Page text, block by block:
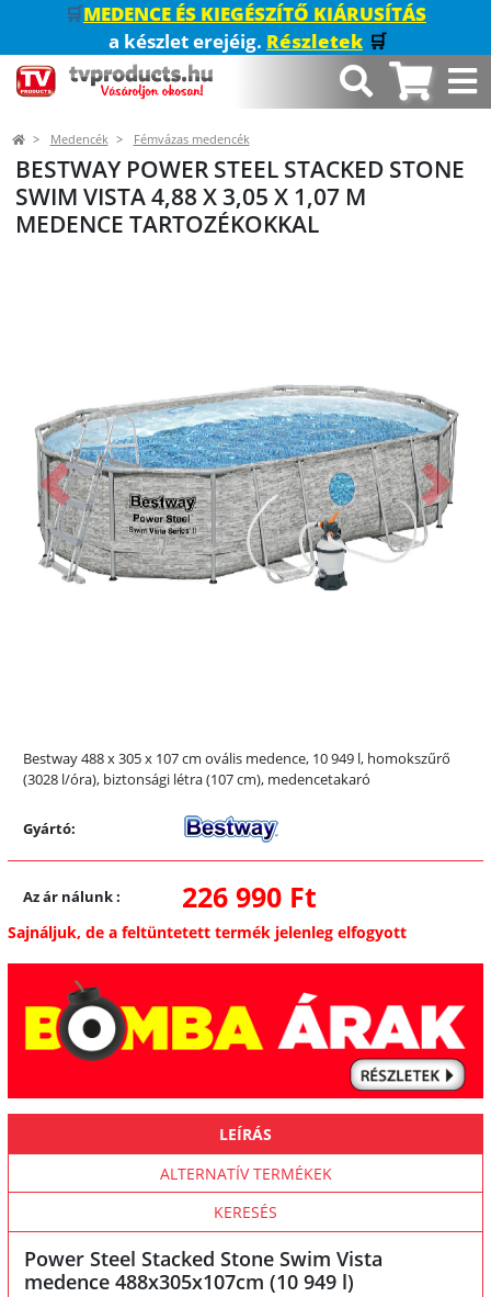
🛒MEDENCE ÉS KIEGÉSZÍTŐ KIÁRUSÍTÁS
a készlet erejéig. Részletek 🛒
Medencék Fémvázas medencék
BESTWAY POWER STEEL STACKED STONE
SWIM VISTA 4,88 X 3,05 X 1,07 M
MEDENCE TARTOZÉKOKKAL
Előző
Bestway 488 x 305 x 107 cm ovális medence, 10 949 l, homokszűrő
(3028 l/óra), biztonsági létra (107 cm), medencetakaró
Gyártó:
Az ár nálunk: 226 990 Ft
Sajnáljuk, de a feltüntetett termék jelenleg elfogyott
LEÍRÁS
ALTERNATÍV TERMÉKEK
KERESÉS
Power Steel Stacked Stone Swim Vista
medence 488x305x107cm (10 949 l)